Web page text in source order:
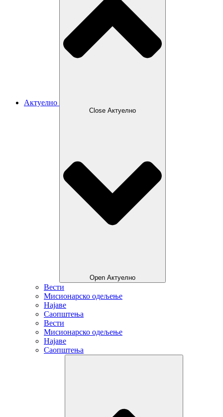
Актуелно
Close Актуелно
Open Актуелно
Вести
Мисионарско одељење
Најаве
Саопштења
Вести
Мисионарско одељење
Најаве
Саопштења